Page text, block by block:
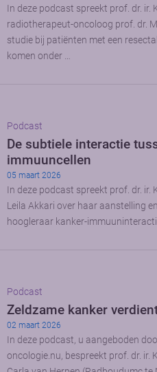
In deze podcast spreekt prof. dr. ir.
radiotherapeut-oncoloog prof. dr.
studie bij patiënten met een
komen onder …
Podcast
De subtiele interactie
immuuncellen
05 maart 2026
In deze podcast spreekt prof. dr. ir.
Leila Akkari over haar aanstelling
hoogleraar kanker-
Podcast
Zeldzame kanker
02 maart 2026
In deze podcast, u aangeboden
oncologie.nu, bespreekt prof. dr. ir.